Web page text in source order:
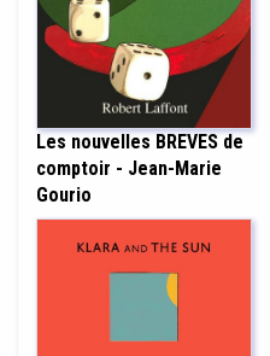
Les nouvelles BREVES de
comptoir - Jean-Marie
Gourio